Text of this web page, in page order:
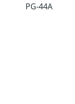
PG-44A